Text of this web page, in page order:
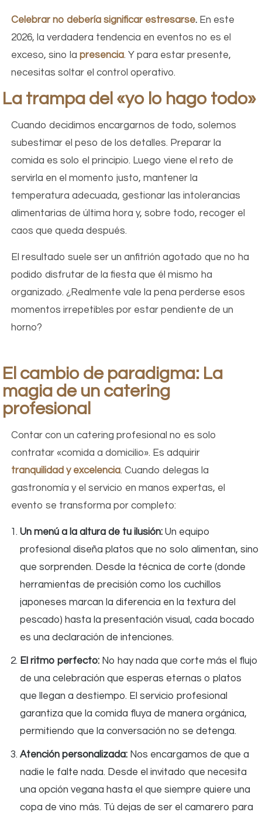
Celebrar no debería significar estresarse. En este
2026, la verdadera tendencia en eventos no es el
exceso, sino la presencia. Y para estar presente,
necesitas soltar el control operativo.
La trampa del «yo lo hago todo»
Cuando decidimos encargarnos de todo, solemos
subestimar el peso de los detalles. Preparar la
comida es solo el principio. Luego viene el reto de
servirla en el momento justo, mantener la
temperatura adecuada, gestionar las intolerancias
alimentarias de última hora y, sobre todo, recoger el
caos que queda después.
El resultado suele ser un anfitrión agotado que no ha
podido disfrutar de la fiesta que él mismo ha
organizado. ¿Realmente vale la pena perderse esos
momentos irrepetibles por estar pendiente de un
horno?
El cambio de paradigma: La
magia de un catering
profesional
Contar con un catering profesional no es solo
contratar «comida a domicilio». Es adquirir
tranquilidad y excelencia. Cuando delegas la
gastronomía y el servicio en manos expertas, el
evento se transforma por completo:
Un menú a la altura de tu ilusión: Un equipo
profesional diseña platos que no solo alimentan, sino
que sorprenden. Desde la técnica de corte (donde
herramientas de precisión como los cuchillos
japoneses marcan la diferencia en la textura del
pescado) hasta la presentación visual, cada bocado
es una declaración de intenciones.
El ritmo perfecto: No hay nada que corte más el flujo
de una celebración que esperas eternas o platos
que llegan a destiempo. El servicio profesional
garantiza que la comida fluya de manera orgánica,
permitiendo que la conversación no se detenga.
Atención personalizada: Nos encargamos de que a
nadie le falte nada. Desde el invitado que necesita
una opción vegana hasta el que siempre quiere una
copa de vino más. Tú dejas de ser el camarero para